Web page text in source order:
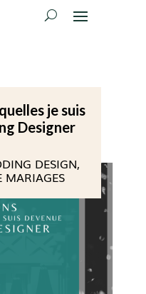
je suis
Designer
DESIGN,
MARIAGES